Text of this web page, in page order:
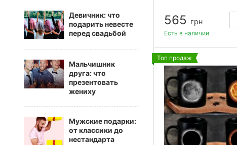
565 грн
Есть в наличии
Топ продаж
Девичник: что
подарить невесте
перед свадьбой
Мальчишник
друга: что
презентовать
жениху
Мужские подарки:
от классики до
нестандарта